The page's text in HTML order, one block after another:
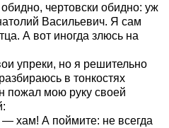
чертовски обидно: уж
Васильевич. Я сам
А вот иногда злюсь на
упреки, но я решительно
в тонкостях
пожал мою руку своей
хам! А поймите: не всегда